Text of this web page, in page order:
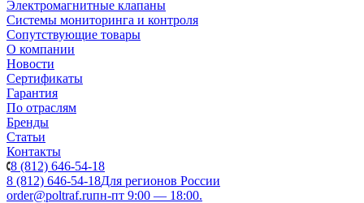
Электромагнитные клапаны
Системы мониторинга и контроля
Сопутствующие товары
О компании
Новости
Сертификаты
Гарантия
По отраслям
Бренды
Статьи
Контакты
8 (812) 646-54-18
8 (812) 646-54-18Для регионов России
order@poltraf.ruпн-пт 9:00 — 18:00.